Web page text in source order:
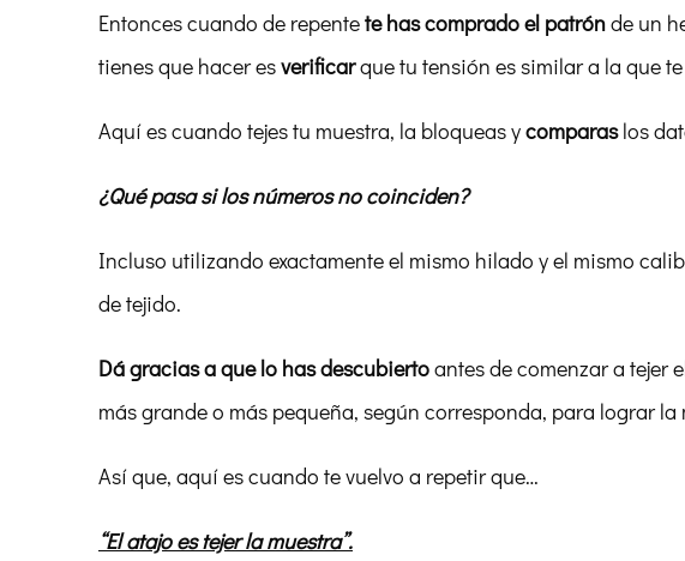
Entonces cuando de repentete has comprado el patrónde un
tienes que hacer esverificarque tu tensión es similar a la que
Aquí es cuando tejes tu muestra, la bloqueas ycomparaslos
¿Qué pasa si los números no coinciden?
Incluso utilizando exactamente el mismo hilado y el mismo
de tejido.
Dá gracias a que lo has descubiertoantes de comenzar a tejer
más grande o más pequeña, según corresponda, para lograr
Así que, aquí es cuando te vuelvo a repetir que…
“El atajo es tejer la muestra”.